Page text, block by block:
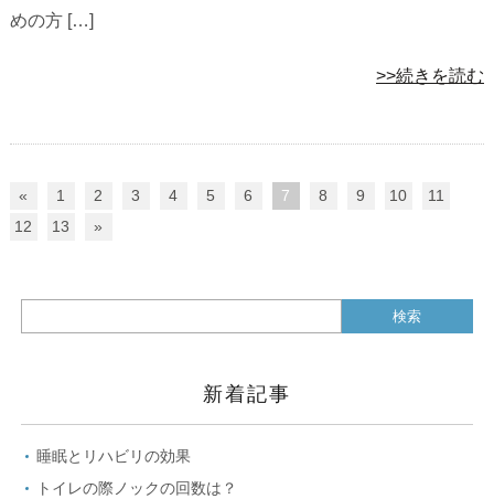
めの方 […]
>>続きを読む
« 1 2 3 4 5 6 7 8 9 10
11
12
13 »
新着記事
睡眠とリハビリの効果
トイレの際ノックの回数は？